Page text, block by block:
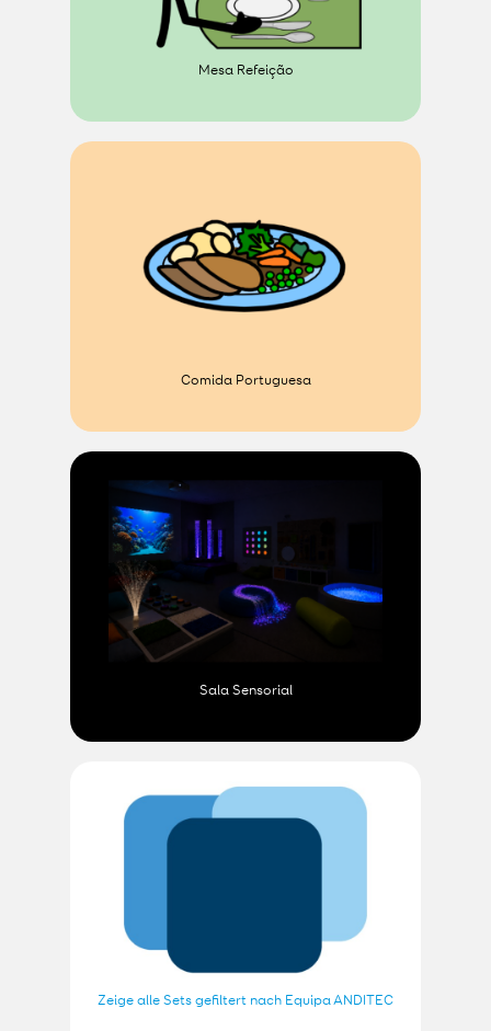
Mesa Refeição
Comida Portuguesa
Sala Sensorial
Zeige alle Sets gefiltert nach Equipa ANDITEC